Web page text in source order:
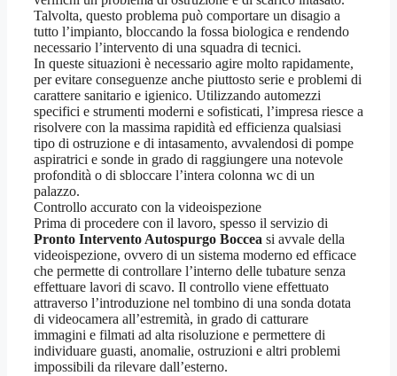
Talvolta, questo problema può comportare un disagio a
tutto l’impianto, bloccando la fossa biologica e rendendo
necessario l’intervento di una squadra di tecnici.
In queste situazioni è necessario agire molto rapidamente,
per evitare conseguenze anche piuttosto serie e problemi di
carattere sanitario e igienico. Utilizzando automezzi
specifici e strumenti moderni e sofisticati, l’impresa riesce a
risolvere con la massima rapidità ed efficienza qualsiasi
tipo di ostruzione e di intasamento, avvalendosi di pompe
aspiratrici e sonde in grado di raggiungere una notevole
profondità o di sbloccare l’intera colonna wc di un
palazzo.
Controllo accurato con la videoispezione
Prima di procedere con il lavoro, spesso il servizio di
Pronto Intervento Autospurgo Boccea si avvale della
videoispezione, ovvero di un sistema moderno ed efficace
che permette di controllare l’interno delle tubature senza
effettuare lavori di scavo. Il controllo viene effettuato
attraverso l’introduzione nel tombino di una sonda dotata
di videocamera all’estremità, in grado di catturare
immagini e filmati ad alta risoluzione e permettere di
individuare guasti, anomalie, ostruzioni e altri problemi
impossibili da rilevare dall’esterno.